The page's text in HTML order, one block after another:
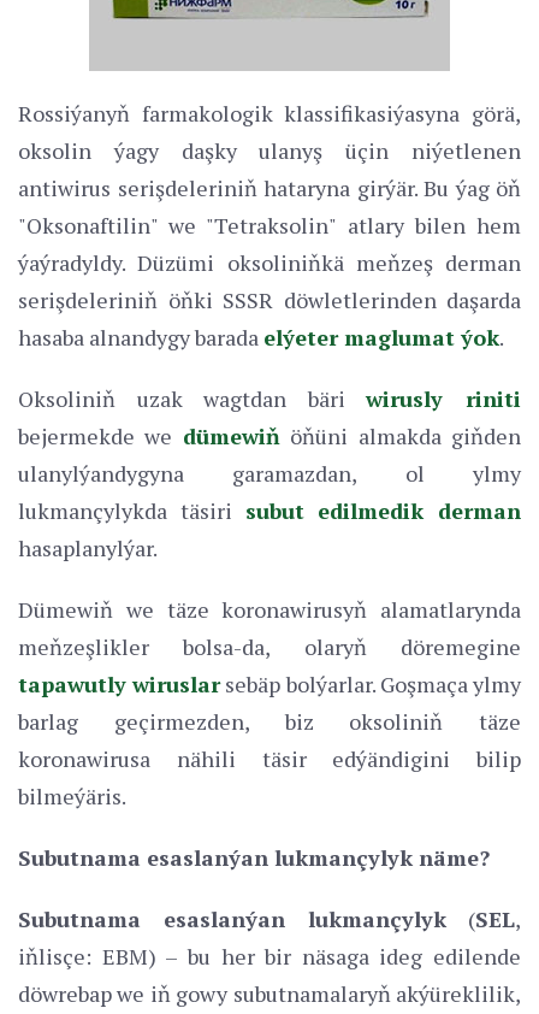
Rossiýanyň farmakologik klassifikasiýasyna görä,
oksolin ýagy daşky ulanyş üçin niýetlenen
antiwirus serişdeleriniň hataryna girýär. Bu ýag öň
"Oksonaftilin" we "Tetraksolin" atlary bilen hem
ýaýradyldy. Düzümi oksoliniňkä meňzeş derman
serişdeleriniň öňki SSSR döwletlerinden daşarda
hasaba alnandygy barada elýeter maglumat ýok.
Oksoliniň uzak wagtdan bäriwirusly riniti
bejermekde we dümewiňöňüni almakda giňden
ulanylýandygyna garamazdan, ol ylmy
lukmançylykda täsiri subut edilmedik derman
hasaplanylýar.
Dümewiň we täze koronawirusyň alamatlarynda
meňzeşlikler bolsa-da, olaryň döremegine
tapawutly wiruslarsebäp bolýarlar. Goşmaça ylmy
barlag geçirmezden, biz oksoliniň täze
koronawirusa nähili täsir edýändigini bilip
bilmeýäris.
Subutnama esaslanýan lukmançylyk näme?
Subutnama esaslanýan lukmançylyk (SEL,
iňlisçe: EBM) – bu her bir näsaga ideg edilende
döwrebap we iň gowy subutnamalaryň akýüreklilik,